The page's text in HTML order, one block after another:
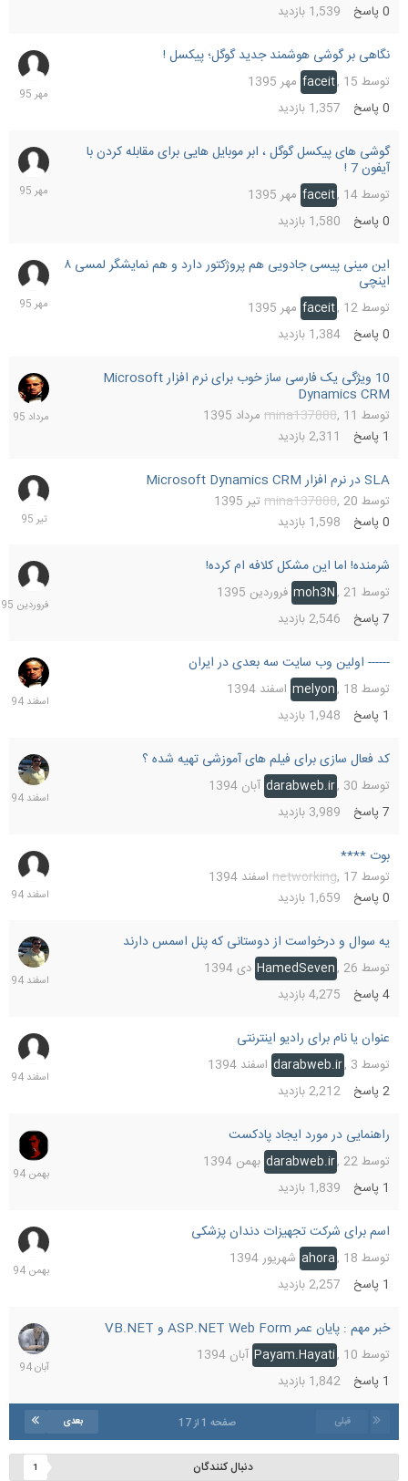
پاسخ 1,539 بازدید
نگاهی بر گوشی هوشمند جدید گوگل؛ پیکسل !
توسط faceit ,15 مهر 1395
پاسخ 1,357 بازدید
15
مهر
گوشی های پیکسل گوگل ، ابر موبایل هایی برای مقابله کردن با
آیفون 7 !
توسط faceit ,14 مهر 1395
پاسخ 1,580 بازدید
14
مهر
این مینی پیسی جادویی هم پروژکتور دارد و هم نمایشگر لمسی ۸
اینچی
توسط faceit ,12 مهر 1395
پاسخ 1,384 بازدید
12
مهر
10 ویژگی یک فارسی ساز خوب برای نرم افزار Microsoft
Dynamics CRM
توسط mina137888 ,11 مرداد 1395
پاسخ 2,311بازدید
11
مرداد
SLA در نرم افزار Microsoft Dynamics CRM
توسط mina137888 ,20 تیر 1395
پاسخ 1,598 بازدید
20
تیر
شرمنده! اما این مشکل کلافه ام کرده!
توسط moh3N ,21 فروردین 1395
پاسخ 2,546بازدید
24
------ اولین وب سایت سه بعدی در ایران
توسط melyon ,18 اسفند 1394
پاسخ 1,948 بازدید
18
کد فعال سازی برای فیلم های آموزشی تهیه شده ؟
توسط darabweb.ir ,30 آبان 1394
پاسخ 3,989 بازدید
17
بوت ****
توسط networking ,17 اسفند 1394
پاسخ 1,659 بازدید
17
یه سوال و درخواست از دوستانی که پنل اسمس دارند
توسط HamedSeven ,26 دی 1394
4پاسخ 4,275بازدید
15
عنوان یا نام برای رادیو اینترنتی
توسط darabweb.ir , 3 اسفند 1394
2پاسخ 2,212بازدید
15
راهنمایی در مورد ایجاد پادکست
توسط darabweb.ir ,22 بهمن 1394
پاسخ 1,839 بازدید
23
بهمن
اسم برای شرکت تجهیزات دندان پزشکی
توسط ahora ,18 شهریور 1394
پاسخ 2,257بازدید
7
بهمن
خبر مهم : پایان عمر ASP.NET Web Form و VB.NET
توسط Payam.Hayati ,10 آبان 1394
پاسخ 1,842 بازدید
10
آبان
قبلی بعدی صفحه 1 از 17
دنبال کنندگان